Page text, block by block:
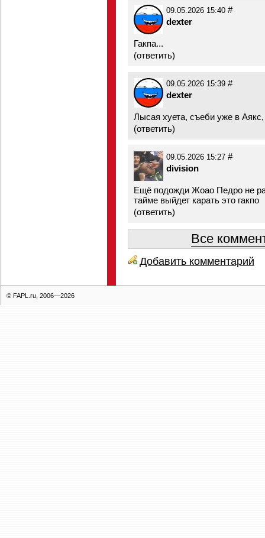
09.05.2026 15:40 #
dexter
Гакпа...
(ответить)
09.05.2026 15:39 #
dexter
Лысая хуета, съеби уже в
(ответить)
09.05.2026 15:27 #
division
Ещё подожди Жоао Педро не
тайме выйдет карать это гакпо
(ответить)
Все
Добавить комментарий
© FAPL.ru, 2006—2026